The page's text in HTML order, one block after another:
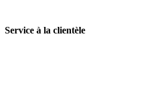
Service à la clientèle